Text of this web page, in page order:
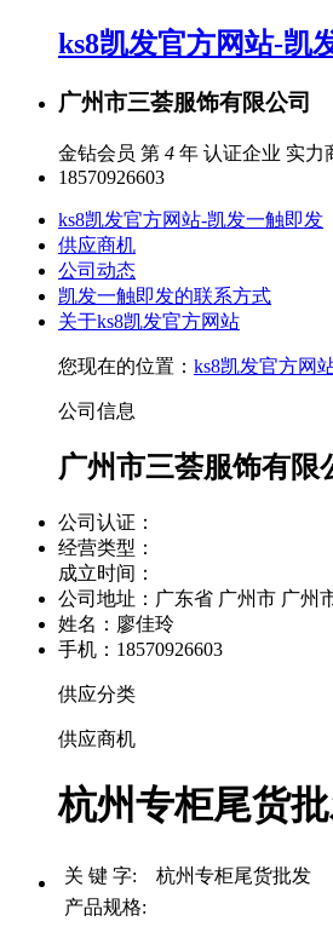
ks8凯发官方网站-凯
广州市三荟服饰有限公司
金钻会员 第 4 年 认证企业 实力
18570926603
ks8凯发官方网站-凯发一触即发
供应商机
公司动态
凯发一触即发的联系方式
关于ks8凯发官方网站
您现在的位置： ks8凯发官方网
公司信息
广州市三荟服饰有限
公司认证：
经营类型：
成立时间：
公司地址： 广东省 广州市 广州
姓名：廖佳玲
手机：18570926603
供应分类
供应商机
杭州专柜尾货
关 键 字: 杭州专柜尾货批发
产品规格: